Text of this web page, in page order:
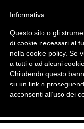

Currency: EUR €
Informativa
Questo sito o gli
di cookie necessari al
nella cookie policy. Se
a tutti o ad alcuni
Chiudendo questo
su un link o
acconsenti all’uso dei